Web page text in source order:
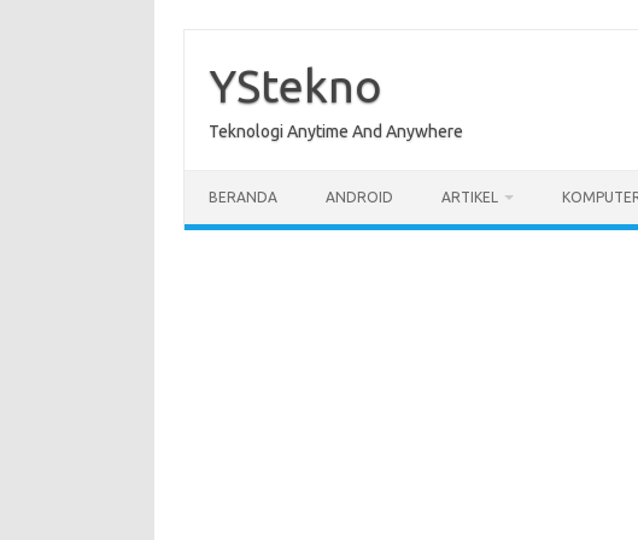
content
YStekno
Teknologi Anytime And Anywhere
BERANDA ANDROID ARTIKEL